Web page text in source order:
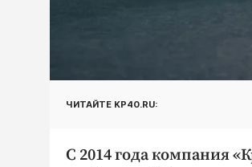
ЧИТАЙТЕ KP40.RU:
С 2014 года компания